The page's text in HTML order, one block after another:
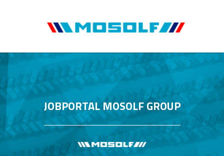
JOBPORTAL MOSOLF GROUP